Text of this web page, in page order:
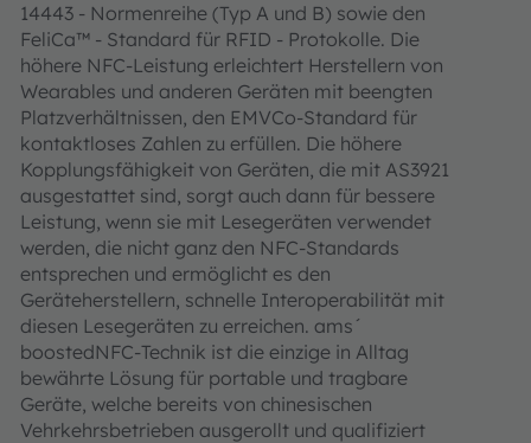
14443 - Normenreihe (Typ A und B) sowie den
FeliCa™ - Standard für RFID - Protokolle. Die
höhere NFC-Leistung erleichtert Herstellern von
Wearables und anderen Geräten mit beengten
Platzverhältnissen, den EMVCo-Standard für
kontaktloses Zahlen zu erfüllen. Die höhere
Kopplungsfähigkeit von Geräten, die mit AS3921
ausgestattet sind, sorgt auch dann für bessere
Leistung, wenn sie mit Lesegeräten verwendet
werden, die nicht ganz den NFC-Standards
entsprechen und ermöglicht es den
Geräteherstellern, schnelle Interoperabilität mit
diesen Lesegeräten zu erreichen. ams´
boostedNFC-Technik ist die einzige in Alltag
bewährte Lösung für portable und tragbare
Geräte, welche bereits von chinesischen
Vehrkehrsbetrieben ausgerollt und qualifiziert